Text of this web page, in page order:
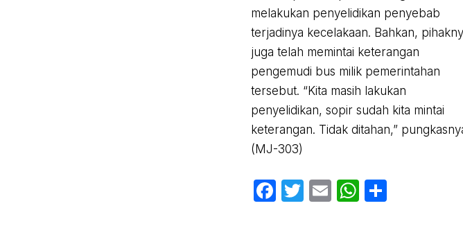
melakukan penyelidikan penyebab
terjadinya kecelakaan. Bahkan,
juga telah memintai keterangan
pengemudi bus milik pemerintahan
tersebut. “Kita masih lakukan
penyelidikan, sopir sudah kita mintai
keterangan. Tidak ditahan,”
(MJ-303)
Facebook
Twitter
EmailWhatsApp